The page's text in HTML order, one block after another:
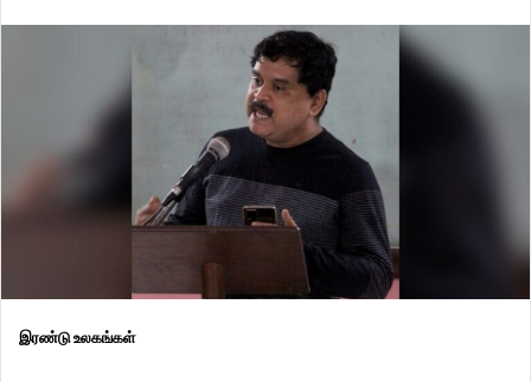
இரண்டு உலகங்கள்